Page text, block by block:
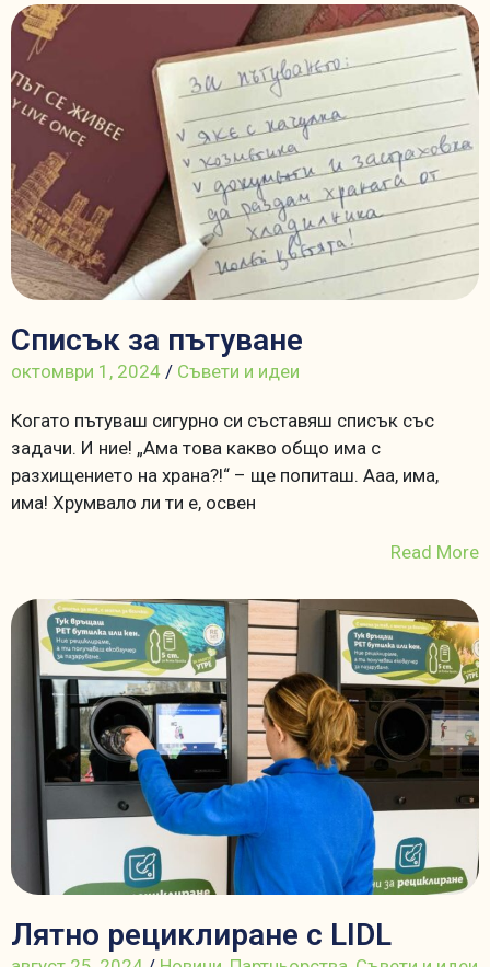
Списък за пътуване
октомври 1, 2024 / Съвети и идеи
Когато пътуваш сигурно си съставяш списък със
задачи. И ние! „Ама това какво общо има с
разхищението на храна?!“ – ще попиташ. Ааа, има,
има! Хрумвало ли ти е, освен
Read More
Лятно рециклиране с LIDL